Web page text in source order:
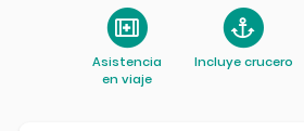
Asistencia
en viaje
Incluye crucero